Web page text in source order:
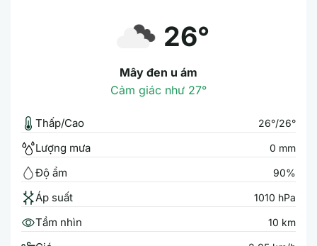
26°
Mây đen u ám
Cảm giác như 27°
Thấp/Cao 26°/26°
Lượng mưa 0 mm
Độ ẩm 90%
Áp suất 1010 hPa
Tầm nhìn 10 km